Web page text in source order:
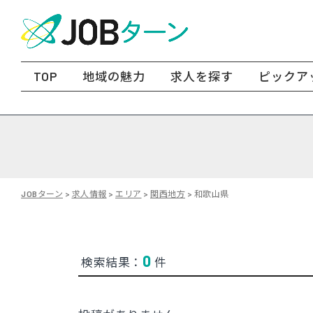
TOP 地域の魅力 求人を探す ピックア
JOBターン > 求人情報 > エリア > 関西地方 > 和歌山県
検索結果： 0 件